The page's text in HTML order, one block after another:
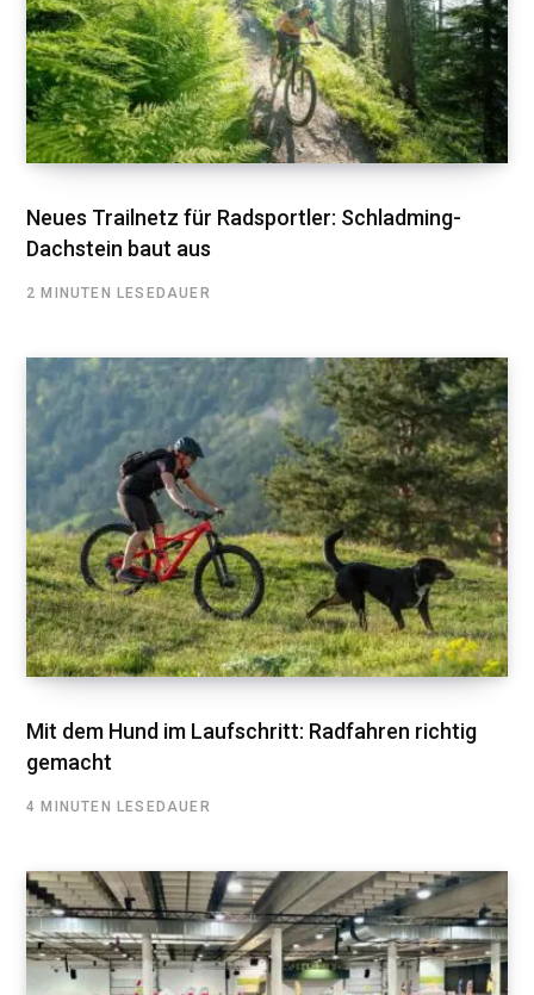
Neues Trailnetz für Radsportler: Schladming-
Dachstein baut aus
2 MINUTEN LESEDAUER
Mit dem Hund im Laufschritt: Radfahren richtig
gemacht
4 MINUTEN LESEDAUER